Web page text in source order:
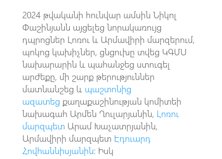
2024 թվականի հունվար ամսին Նիկոլ
Փաշինյանն այցելեց նորակառույց
դպրոցներ Լոռու և Արմավիրի մարզերում,
պոկոց կախիչներ, ցնցուխը տվեց ԿԳՄՍ
նախարարին և պահանջեց ստուգել
արժեքը, մի շարք թերություններ
մատնանշեց և պաշտոնից
ազատեց քաղաքաշինության կոմիտեի
նախագահ Արմեն Ղուլարյանին, Լոռու
մարզպետ Արամ Խաչատրյանին,
Արմավիրի մարզպետ Էդուարդ
Հովհաննիսյանին։ Իսկ